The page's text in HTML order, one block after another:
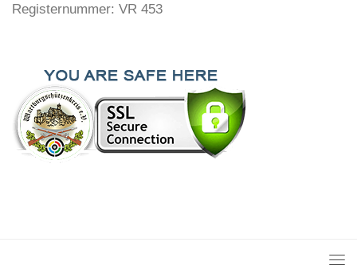
Registernummer: VR 453